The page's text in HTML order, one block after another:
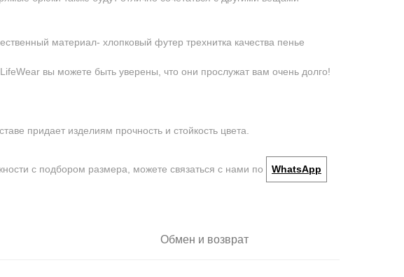
материал- хлопковый футер трехнитка качества пенье
вы можете быть уверены, что они прослужат вам очень долго!
придает изделиям прочность и стойкость цвета.
с подбором размера, можете связаться с нами по WhatsApp
Обмен и возврат